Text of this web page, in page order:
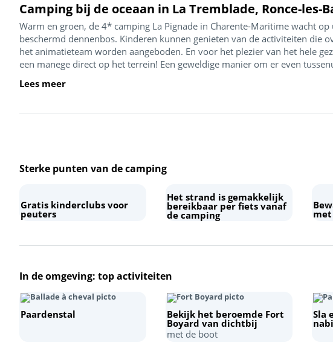
Camping bij de oceaan in La Tremblade, Ronce-les-
Warm en groen, de 4* camping La Pignade in Charente-Maritime wacht
beschermd dennenbos. Kinderen kunnen genieten van de activiteiten die
het animatieteam worden aangeboden. En voor het plezier van het hele
een manege direct op het terrein! Een geweldige manier om er even
Lees meer
Sterke punten van de camping
Gratis kinderclubs voor
peuters
Het strand is gemakkelijk
bereikbaar per fiets vanaf
de camping
In de omgeving: top activiteiten
Paardenstal Bekijk het beroemde Fort
Boyard van dichtbij
met de boot
Sla